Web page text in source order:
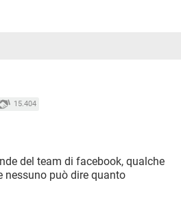
15.404
del team di facebook, qualche
nessuno può dire quanto